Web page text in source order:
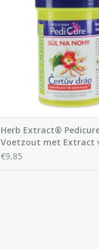
regenereert
Ontspannend bad gaat
de benen.
IN
Herb Extract®
Voetzout met Extract
Duivelsklauw
€9,85